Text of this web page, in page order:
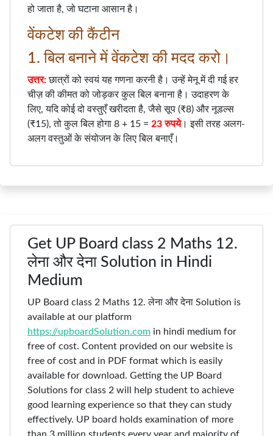
हो जाता है, जो घटाना आसान है।
वेंकटेश की कैंटीन
1. बिल बनाने में वेंकटेश की मदद करो।
उत्तर:छात्रों को स्वयं यह गणना करनी है। उन्हें मेनू में दी गई हर
चीज़ की कीमत को जोड़कर कुल बिल बनाना है। उदाहरण के
लिए, यदि कोई दो वस्तुएँ खरीदता है, जैसे सूप (₹8) और नूडल्स
(₹15), तो कुल बिल होगा 8 + 15 = 23 रुपये। इसी तरह अलग-
अलग वस्तुओं के संयोजन के लिए बिल बनाएँ।
Get UP Board class 2 Maths 12.
लेना और देना Solution in Hindi
Medium
UP Board class 2 Maths 12. लेना और देना Solution is
available at our platform
https://upboardSolution.com in hindi medium for
free of cost. Content provided on our website is
free of cost and in PDF format which is easily
available for download. Getting the UP Board
Solutions for class 2 will help student to achieve
good learning experience so that they can study
effectively. UP board holds examination of more